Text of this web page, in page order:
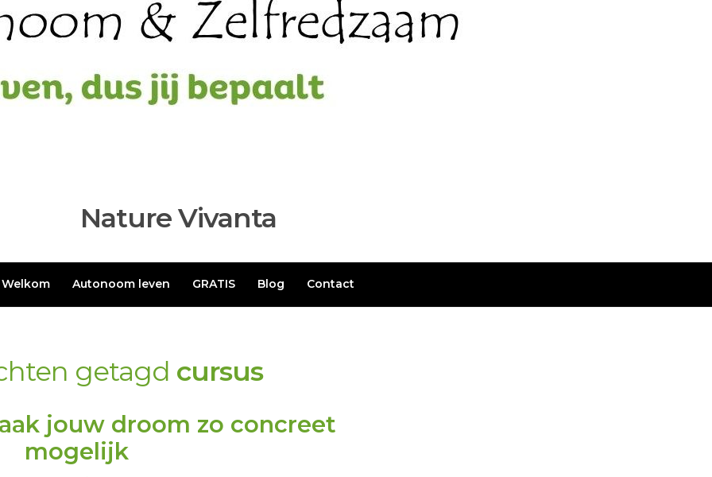
Nature Vivanta
Welkom Autonoom leven GRATIS Blog Contact
getagd cursus
jouw droom zo concreet
mogelijk